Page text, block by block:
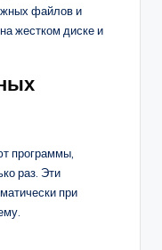
файлов и
жестком диске и
программы,
раз. Эти
при